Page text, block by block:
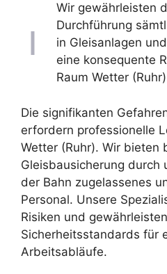
Wir gewährleisten
Durchführung
in Gleisanlagen
eine konsequente
Raum Wetter
Die signifikanten
erfordern professionelle
Wetter (Ruhr). Wir bieten
Gleisbausicherung durch
der Bahn zugelassenes
Personal. Unsere
Risiken und
Sicherheitsstandards für
Arbeitsabläufe.